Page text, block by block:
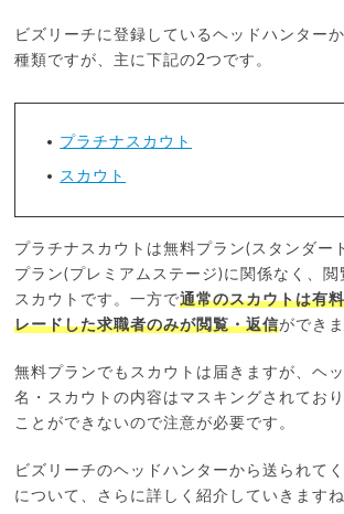
ビズリーチに登録しているヘッドハンター
種類ですが、主に下記の2つです。
プラチナスカウト
スカウト
プラチナスカウトは無料プラン(スタンダー
プラン(プレミアムステージ)に関係なく、閲
スカウトです。一方で通常のスカウトは有
レードした求職者のみが閲覧・返信ができま
無料プランでもスカウトは届きますが、ヘ
名・スカウトの内容はマスキングされてお
ことができないので注意が必要です。
ビズリーチのヘッドハンターから送られて
について、さらに詳しく紹介していきますね